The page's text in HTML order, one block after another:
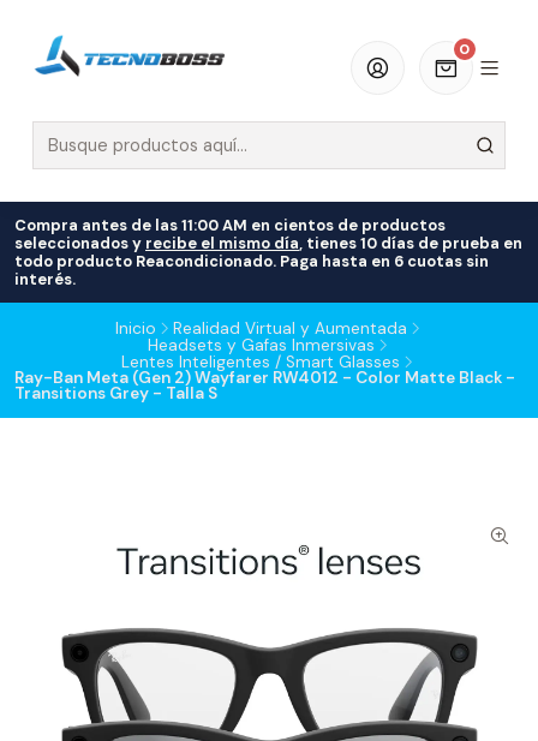
0
Compra antes de las 11:00 AM en cientos de productos
seleccionados y recibe el mismo día, tienes 10 días de prueba en
todo producto Reacondicionado. Paga hasta en 6 cuotas sin
interés.
Inicio
Realidad Virtual y Aumentada
Headsets y Gafas Inmersivas
Lentes Inteligentes / Smart Glasses
Ray-Ban Meta (Gen 2) Wayfarer RW4012 - Color Matte Black -
Transitions Grey - Talla S